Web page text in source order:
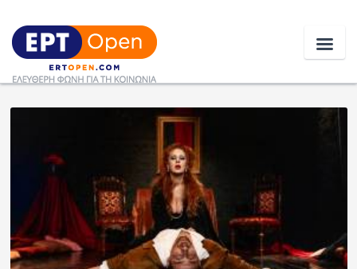
Κοινωνία
Πολιτική